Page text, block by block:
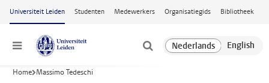
Ga naar hoofdinhoud
Universiteit Leiden Studenten Medewerkers Organisatiegids Bibliotheek
Menu
Home Massimo Tedeschi